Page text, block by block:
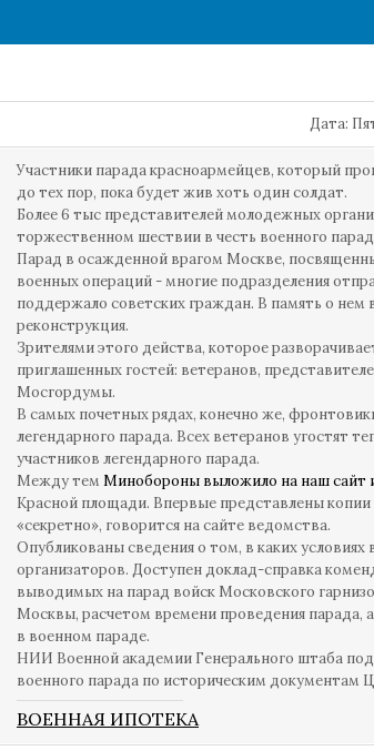
Дата:
Участники парада красноармейцев, который
до тех пор, пока будет жив хоть один солдат.
Более 6 тыс представителей молодежных
торжественном шествии в честь военного
Парад в осажденной врагом Москве,
военных операций - многие подразделения
поддержало советских граждан. В память о нем
реконструкция.
Зрителями этого действа, которое
приглашенных гостей: ветеранов,
Мосгордумы.
В самых почетных рядах, конечно же,
легендарного парада. Всех ветеранов угостят
участников легендарного парада.
Между тем Минобороны выложило на наш сайт
Красной площади. Впервые представлены
«секретно», говорится на сайте ведомства.
Опубликованы сведения о том, в каких
организаторов. Доступен доклад-справка
выводимых на парад войск Московского
Москвы, расчетом времени проведения парада,
в военном параде.
НИИ Военной академии Генерального штаба
военного парада по историческим документам
ВОЕННАЯ ИПОТЕКА